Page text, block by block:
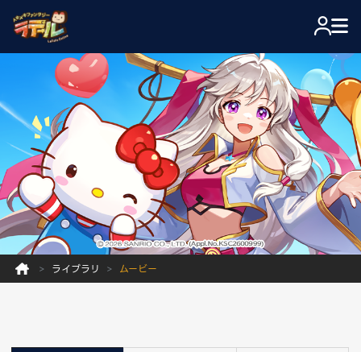
ライブラリ ムービー